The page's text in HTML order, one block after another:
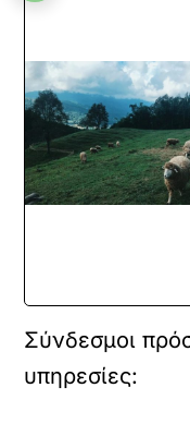
Σύνδεσμοι
υπηρεσίες: